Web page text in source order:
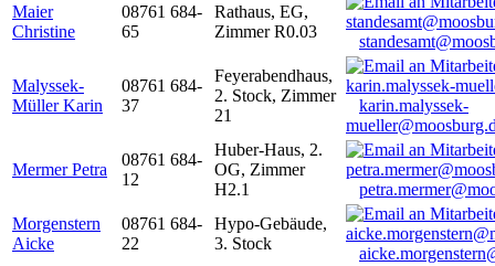
Maier
Christine
08761 684-
65
Rathaus, EG,
Zimmer R0.03
Malyssek-
Müller Karin
08761 684-
37
Feyerabendhaus,
2. Stock, Zimmer
21
karin.malyssek-
Mermer Petra
08761 684-
12
Huber-Haus, 2.
OG, Zimmer
H2.1
Morgenstern
Aicke
08761 684-
22
Hypo-Gebäude,
3. Stock